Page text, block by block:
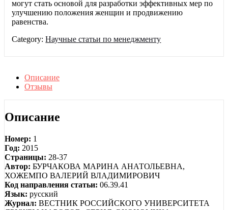
могут стать основой для разработки эффективных мер по
улучшению положения женщин и продвижению
равенства.
Category:Научные статьи по менеджменту
Описание
Отзывы
Описание
Номер: 1
Год: 2015
Страницы: 28-37
Автор: БУРЧАКОВА МАРИНА АНАТОЛЬЕВНА,
ХОЖЕМПО ВАЛЕРИЙ ВЛАДИМИРОВИЧ
Код направления статьи: 06.39.41
Язык: русский
Журнал: ВЕСТНИК РОССИЙСКОГО УНИВЕРСИТЕТА